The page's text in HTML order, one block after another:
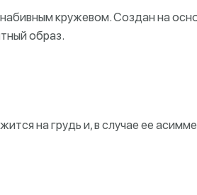
кружевом. Создан на
образ.
на грудь и, в случае ее